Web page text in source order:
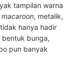
tampilan warna
, metalik,
hanya hadir
bunga,
pun banyak